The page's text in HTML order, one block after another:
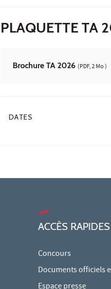
PLAQUETTE TA
Brochure TA 2026 (PDF, 2 Mo )
DATES
ACCÈS RAPIDES
Concours
Documents officiels